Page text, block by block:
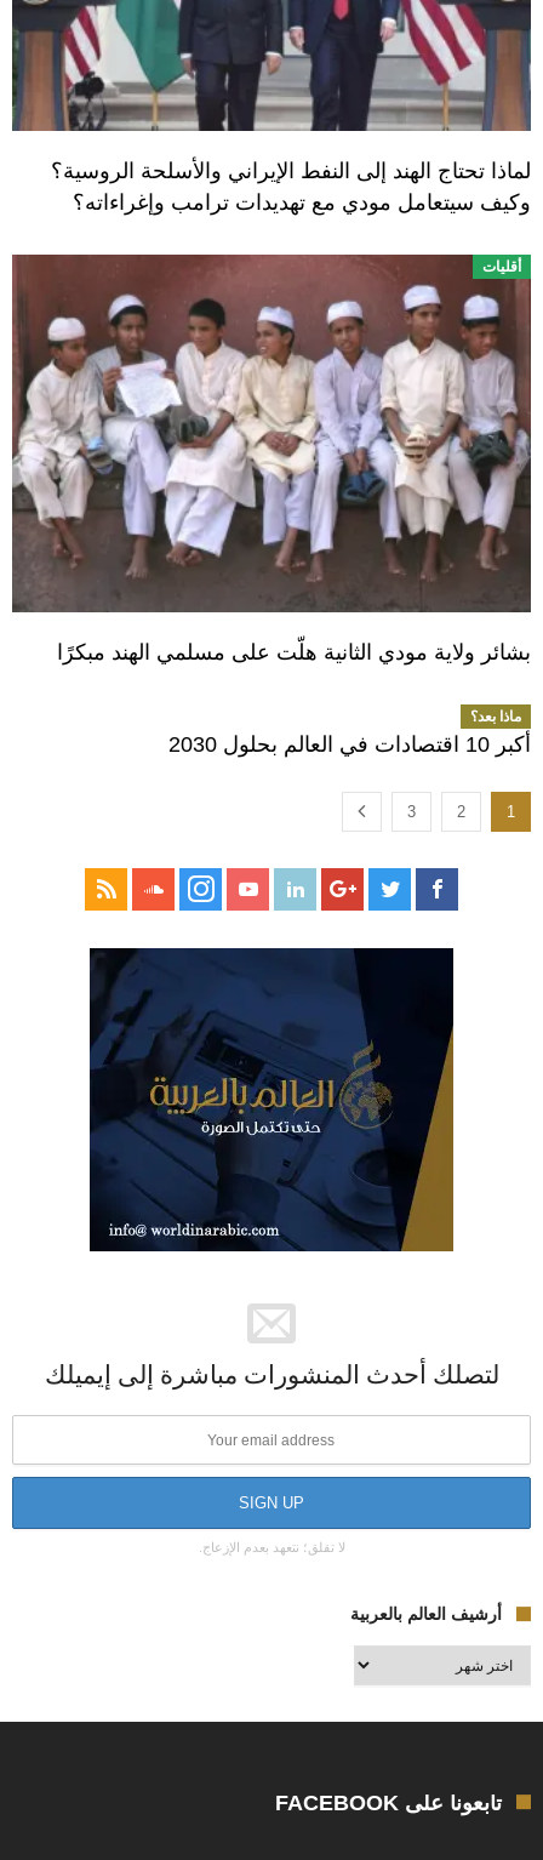
لماذا تحتاج الهند إلى النفط الإيراني والأسلحة الروسية؟
وكيف سيتعامل مودي مع تهديدات ترامب وإغراءاته؟
أقليات
بشائر ولاية مودي الثانية هلّت على مسلمي الهند مبكرًا
ماذا بعد؟
أكبر 10 اقتصادات في العالم بحلول 2030
1
2
3
لتصلك أحدث المنشورات مباشرة إلى إيميلك
لا تقلق؛ نتعهد بعدم الإزعاج.
أرشيف العالم بالعربية
أرشيف
العالم
تابعونا على FACEBOOK